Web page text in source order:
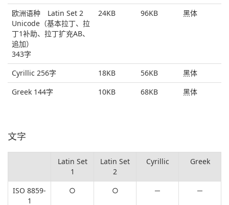
欧洲语种 Latin Set 2
Unicode（基本拉丁、拉
丁1补助、拉丁扩充AB、
追加）
343字
24KB 96KB 黑体
Cyrillic 256字 18KB 56KB
黑体
Greek 144字
10KB 68KB 黑体
文字
Latin Set
1
Latin Set
2
Cyrillic Greek
ISO 8859-
1
○ ○ ─ ─